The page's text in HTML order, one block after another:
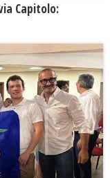
Capitolo: